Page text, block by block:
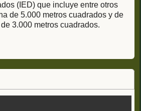
(IED) que incluye entre otros
de 5.000 metros cuadrados y de
3.000 metros cuadrados.